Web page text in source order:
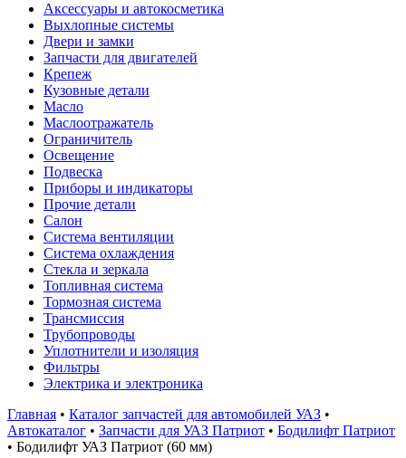
Аксессуары и автокосметика
Выхлопные системы
Двери и замки
Запчасти для двигателей
Крепеж
Кузовные детали
Масло
Маслоотражатель
Ограничитель
Освещение
Подвеска
Приборы и индикаторы
Прочие детали
Салон
Система вентиляции
Система охлаждения
Стекла и зеркала
Топливная система
Тормозная система
Трансмиссия
Трубопроводы
Уплотнители и изоляция
Фильтры
Электрика и электроника
Главная • Каталог запчастей для автомобилей УАЗ •
Автокаталог • Запчасти для УАЗ Патриот • Бодилифт Патриот
• Бодилифт УАЗ Патриот (60 мм)